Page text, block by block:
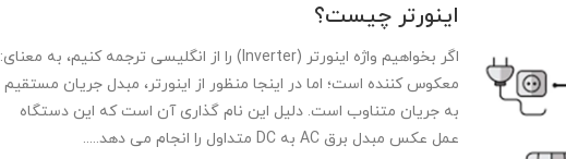
اینورتر چیست؟
اگر بخواهیم واژه اینورتر (Inverter) را از انگلیسی ترجمه کنیم، به معنای:
معکوس کننده است؛ اما در اینجا منظور از اینورتر، مبدل جریان مستقیم
به جریان متناوب است. دلیل این نام گذاری آن است که این دستگاه
عمل عکس مبدل برق AC به DC متداول را انجام می دهد.....